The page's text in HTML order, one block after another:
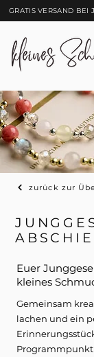
GRATIS VERSAND BEI
zurück zur
Euer
kleines
Gemeinsam
lachen und ein